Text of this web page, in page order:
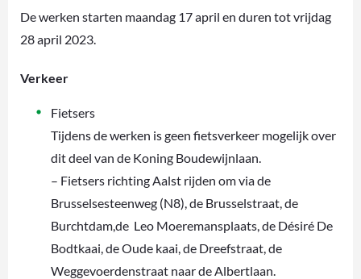
De werken starten maandag 17 april en duren tot vrijdag
28 april 2023.
Verkeer
Fietsers
Tijdens de werken is geen fietsverkeer mogelijk over
dit deel van de Koning Boudewijnlaan.
– Fietsers richting Aalst rijden om via de
Brusselsesteenweg (N8), de Brusselstraat, de
Burchtdam,de Leo Moeremansplaats, de Désiré De
Bodtkaai, de Oude kaai, de Dreefstraat, de
Weggevoerdenstraat naar de Albertlaan.